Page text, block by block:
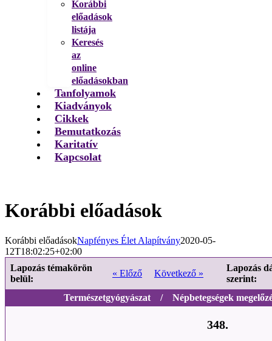
Korábbi
előadások
listája
Keresés
az
online
előadásokban
Tanfolyamok
Kiadványok
Cikkek
Bemutatkozás
Karitatív
Kapcsolat
Korábbi előadások
Korábbi előadásokNapfényes Élet Alapítvány2020-05-
12T18:02:25+02:00
Lapozás témakörön
belül:
« Előző Következő »
Lapozás
szerint:
Természetgyógyászat / Népbetegségek
348.